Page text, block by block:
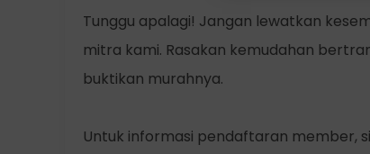
Tunggu apalagi! Jangan lewatkan
mitra kami. Rasakan kemudahan
buktikan murahnya.
Untuk informasi pendaftaran member,